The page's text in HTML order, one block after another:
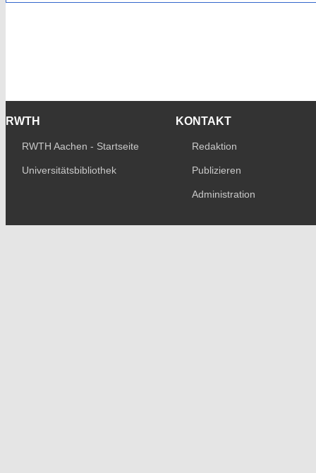
RWTH
RWTH Aachen - Startseite
Universitätsbibliothek
KONTAKT
Redaktion
Publizieren
Administration